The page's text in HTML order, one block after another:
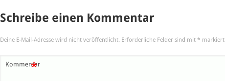
Schreibe einen Kommentar
Deine E-Mail-Adresse wird nicht veröffentlicht. Erforderliche Felder sind mit* markiert
Kommentar
*